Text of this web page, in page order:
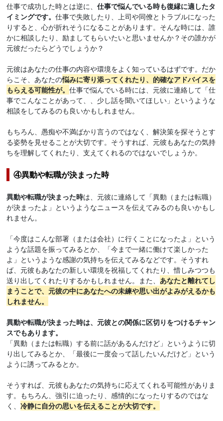
仕事で成功した時とは逆に、仕事で悩んでいる時も復縁に適したタ
イミングです。仕事で失敗したり、上司や同僚とトラブルになった
りすると、心が折れそうになることがあります。そんな時には、誰
かに相談したり、励ましてもらいたいと思いませんか？その誰かが
元彼だったらどうでしょうか？
元彼はあなたの仕事の内容や環境をよく知っているはずです。だか
らこそ、あなたの悩みに寄り添ってくれたり、的確なアドバイスを
もらえる可能性が。仕事で悩んでいる時には、元彼に連絡して「仕
事でこんなことがあって、、少し話を聞いてほしい」というような
相談をしてみるのも良いかもしれません。
もちろん、愚痴や不満ばかり言うのではなく、解決策を探そうとす
る姿勢を見せることが大切です。そうすれば、元彼もあなたの気持
ちを理解してくれたり、支えてくれるのではないでしょうか。
④異動や転職が決まった時
異動や転職が決まった時は、元彼に連絡して「異動（または転職）
が決まったよ」というようなニュースを伝えてみるのも良いかもし
れません。
「今度はこんな部署（または会社）に行くことになったよ」という
ような話題を振ってみるとか、「今まで一緒に働けて楽しかった
よ」というような感謝の気持ちを伝えてみるなどです。そうすれ
ば、元彼もあなたの新しい環境を祝福してくれたり、惜しみつつも
送り出してくれたりするかもしれません。また、 あなたと離れてし
まうことで、元彼の中にあなたへの未練や思い出がよみがえるかも
しれません。
異動や転職が決まった時は、元彼との関係に区切りをつけるチャン
スでもあります。
「異動（または転職）する前に話があるんだけど」というように切
り出してみるとか、「最後に一度会って話したいんだけど」という
ように誘ってみるとか。
そうすれば、元彼もあなたの気持ちに応えてくれる可能性がありま
す。もちろん、強引に迫ったり、感情的になったりするのではな
く、冷静に自分の思いを伝えることが大切です。